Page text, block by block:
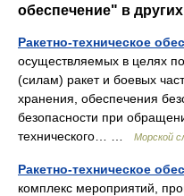
обеспечение" в
Ракетно-техническое
осуществляемых в целях
(силам) ракет и боевых
хранения, обеспечения
безопасности при
технического… …
Морской
Ракетно-техническое
комплекс мероприятий,